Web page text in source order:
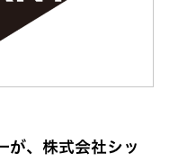
が、株式会社シッ